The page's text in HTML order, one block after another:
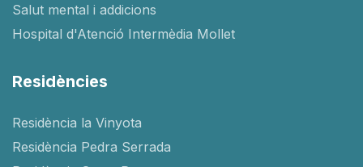
Salut mental i addicions
Hospital d'Atenció Intermèdia Mollet
Residències
Residència la Vinyota
Residència Pedra Serrada